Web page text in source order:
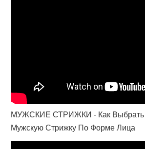
МУЖСКИЕ СТРИЖКИ - Как Выбрать
Мужскую Стрижку По Форме Лица